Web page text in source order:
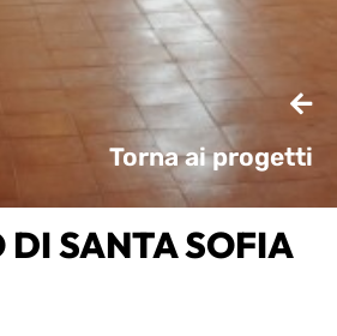
Torna ai progetti
DI SANTA SOFIA